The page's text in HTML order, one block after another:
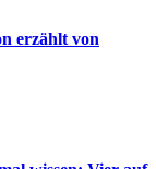
erzählt von